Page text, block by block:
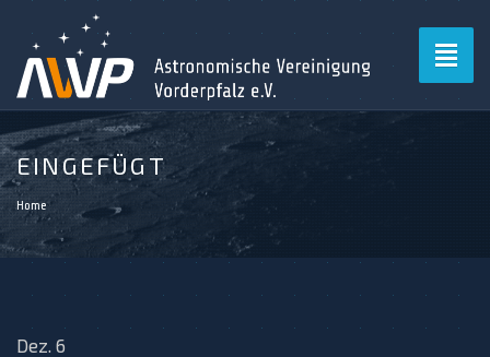
EINGEFÜGT
Home
Dez. 6